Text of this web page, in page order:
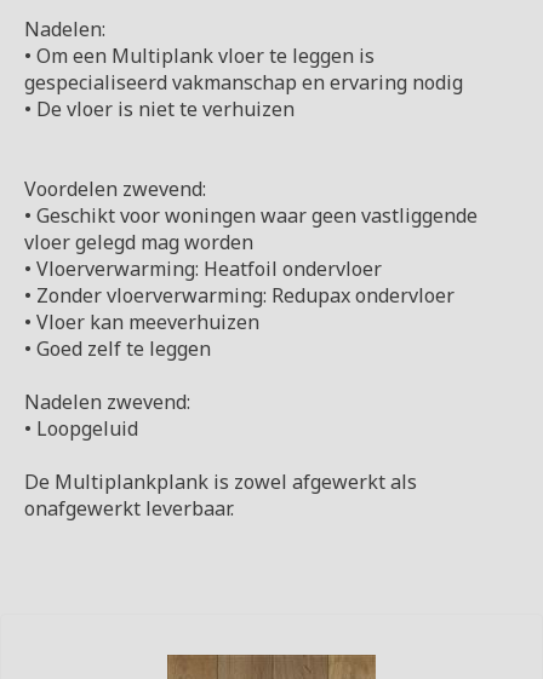
Nadelen:
• Om een Multiplank vloer te leggen is
gespecialiseerd vakmanschap en ervaring nodig
• De vloer is niet te verhuizen
Voordelen zwevend:
• Geschikt voor woningen waar geen vastliggende
vloer gelegd mag worden
• Vloerverwarming: Heatfoil ondervloer
• Zonder vloerverwarming: Redupax ondervloer
• Vloer kan meeverhuizen
• Goed zelf te leggen
Nadelen zwevend:
• Loopgeluid
De Multiplankplank is zowel afgewerkt als
onafgewerkt leverbaar.